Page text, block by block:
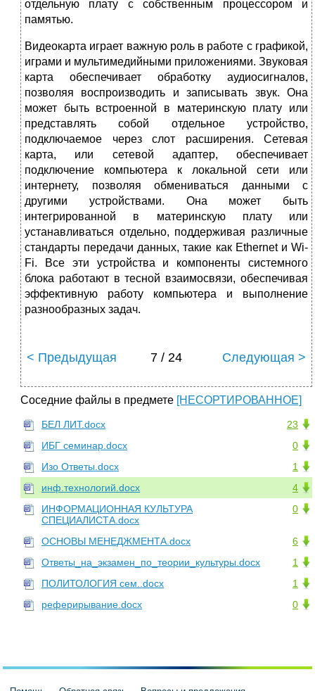
отдельную плату с собственным процессором и
памятью.
Видеокарта играет важную роль в работе с графикой,
играми и мультимедийными приложениями. Звуковая
карта обеспечивает обработку аудиосигналов,
позволяя воспроизводить и записывать звук. Она
может быть встроенной в материнскую плату или
представлять собой отдельное устройство,
подключаемое через слот расширения. Сетевая
карта, или сетевой адаптер, обеспечивает
подключение компьютера к локальной сети или
интернету, позволяя обмениваться данными с
другими устройствами. Она может быть
интегрированной в материнскую плату или
устанавливаться отдельно, поддерживая различные
стандарты передачи данных, такие как Ethernet и Wi-
Fi. Все эти устройства и компоненты системного
блока работают в тесной взаимосвязи, обеспечивая
эффективную работу компьютера и выполнение
разнообразных задач.
< Предыдущая 7 / 24 Следующая >
Соседние файлы в предмете [НЕСОРТИРОВАННОЕ]
23
БЕЛ ЛИТ.docx
0
ИБГ семинар.docx
1
Изо Ответы.docx
4
инф.технологий.docx
0
ИНФОРМАЦИОННАЯ КУЛЬТУРА
СПЕЦИАЛИСТА.docx
6
ОСНОВЫ МЕНЕДЖМЕНТА.docx
1
Ответы_на_экзамен_по_теории_культуры.docx
1
ПОЛИТОЛОГИЯ сем..docx
0
реферирывание.docx